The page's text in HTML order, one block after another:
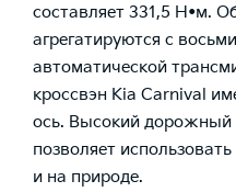
составляет 331,5 Н•м.
агрегатируются с
автоматической
кроссвэн Kia Carnival
ось. Высокий дорожный
позволяет
и на природе.